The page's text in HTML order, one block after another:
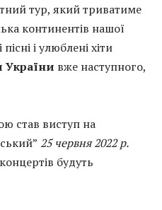
тур, який триватиме
континентів нашої
і улюблені хіти
України вже наступного,
став виступ на
25 червня 2022 р.
будуть